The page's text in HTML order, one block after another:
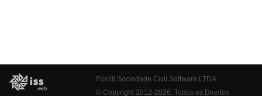
Fiorilli Sociedade Civil Software LTDA
© Copyright 2012-2026. Todos os Direitos